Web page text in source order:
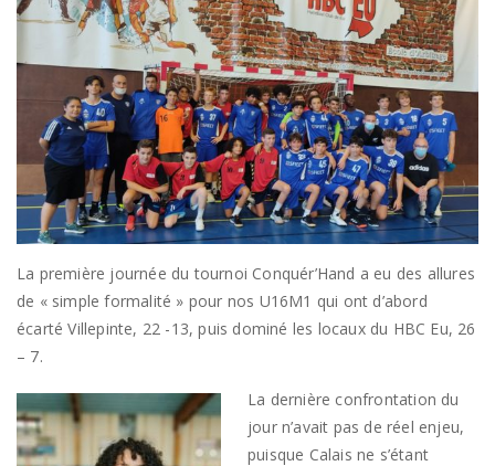
La première journée du tournoi Conquér’Hand a eu des allures
de « simple formalité » pour nos U16M1 qui ont d’abord
écarté Villepinte, 22 -13, puis dominé les locaux du HBC Eu, 26
– 7.
La dernière confrontation du
jour n’avait pas de réel enjeu,
puisque Calais ne s’étant